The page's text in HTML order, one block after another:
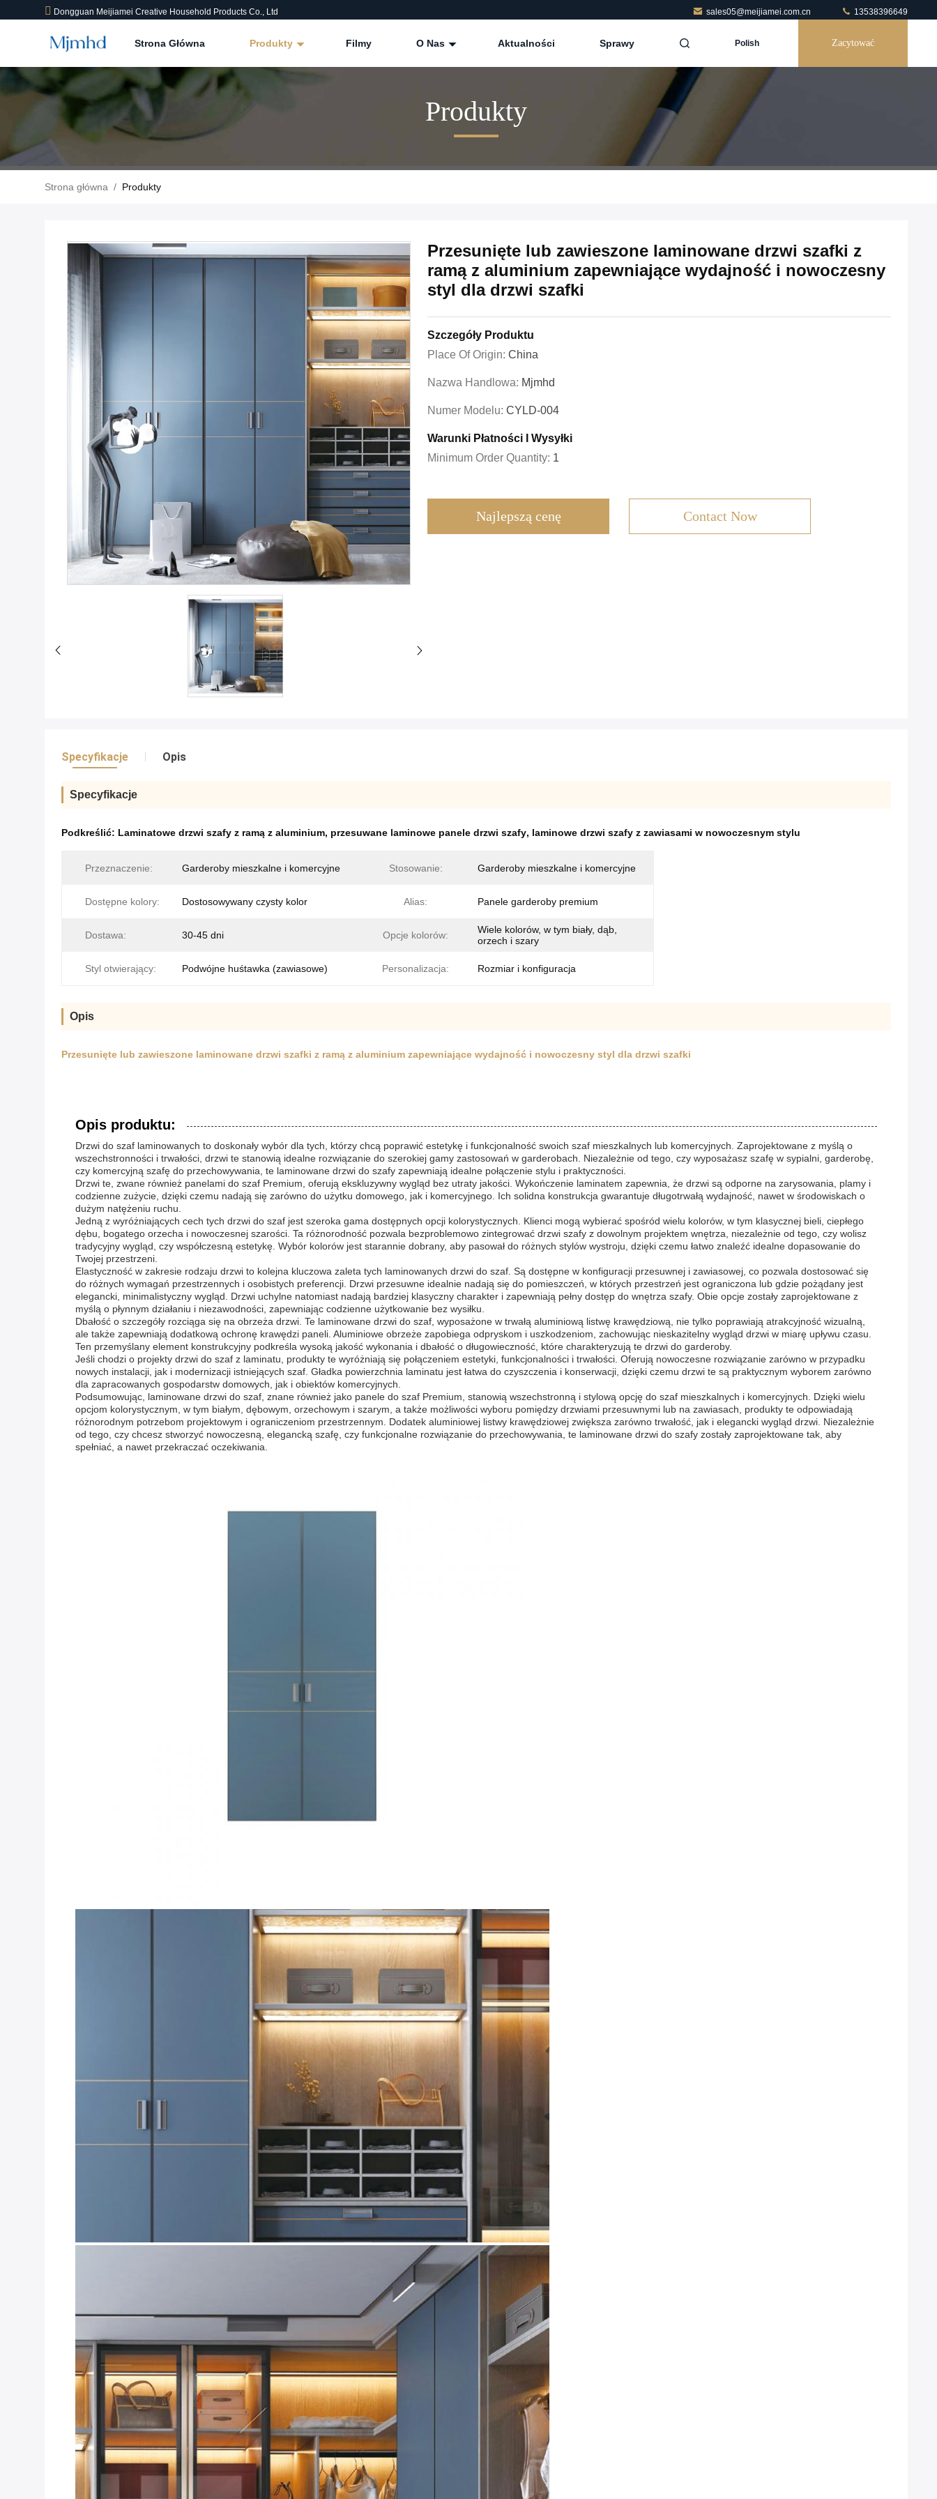
Dongguan Meijiamei Creative Household Products Co., Ltd sales05@meijiamei.com.cn 13538396649
Strona Główna Produkty Filmy O Nas Aktualności Sprawy Polish Zacytować
Produkty
Strona główna / Produkty
Przesunięte lub zawieszone laminowane drzwi szafki z
ramą z aluminium zapewniające wydajność i nowoczesny
styl dla drzwi szafki
Szczegóły Produktu
Place Of Origin: China
Nazwa Handlowa: Mjmhd
Numer Modelu: CYLD-004
Warunki Płatności I Wysyłki
Minimum Order Quantity: 1
Najlepszą cenę Contact Now
Specyfikacje Opis
Specyfikacje
Podkreślić: Laminatowe drzwi szafy z ramą z aluminium, przesuwane laminowe panele drzwi szafy, laminowe drzwi szafy z zawiasami w nowoczesnym stylu
Przeznaczenie: Garderoby mieszkalne i komercyjne Stosowanie: Garderoby mieszkalne i komercyjne
Dostępne kolory: Dostosowywany czysty kolor Alias: Panele garderoby premium
Dostawa: 30-45 dni Opcje kolorów:
Wiele kolorów, w tym biały, dąb,
orzech i szary
Styl otwierający: Podwójne huśtawka (zawiasowe) Personalizacja: Rozmiar i konfiguracja
Opis
Przesunięte lub zawieszone laminowane drzwi szafki z ramą z aluminium zapewniające wydajność i nowoczesny styl dla drzwi szafki
Opis produktu:
Drzwi do szaf laminowanych to doskonały wybór dla tych, którzy chcą poprawić estetykę i funkcjonalność swoich szaf mieszkalnych lub komercyjnych. Zaprojektowane z myślą o
wszechstronności i trwałości, drzwi te stanowią idealne rozwiązanie do szerokiej gamy zastosowań w garderobach. Niezależnie od tego, czy wyposażasz szafę w sypialni, garderobę,
czy komercyjną szafę do przechowywania, te laminowane drzwi do szafy zapewniają idealne połączenie stylu i praktyczności.
Drzwi te, zwane również panelami do szaf Premium, oferują ekskluzywny wygląd bez utraty jakości. Wykończenie laminatem zapewnia, że ​​drzwi są odporne na zarysowania, plamy i
codzienne zużycie, dzięki czemu nadają się zarówno do użytku domowego, jak i komercyjnego. Ich solidna konstrukcja gwarantuje długotrwałą wydajność, nawet w środowiskach o
dużym natężeniu ruchu.
Jedną z wyróżniających cech tych drzwi do szaf jest szeroka gama dostępnych opcji kolorystycznych. Klienci mogą wybierać spośród wielu kolorów, w tym klasycznej bieli, ciepłego
dębu, bogatego orzecha i nowoczesnej szarości. Ta różnorodność pozwala bezproblemowo zintegrować drzwi szafy z dowolnym projektem wnętrza, niezależnie od tego, czy wolisz
tradycyjny wygląd, czy współczesną estetykę. Wybór kolorów jest starannie dobrany, aby pasował do różnych stylów wystroju, dzięki czemu łatwo znaleźć idealne dopasowanie do
Twojej przestrzeni.
Elastyczność w zakresie rodzaju drzwi to kolejna kluczowa zaleta tych laminowanych drzwi do szaf. Są dostępne w konfiguracji przesuwnej i zawiasowej, co pozwala dostosować się
do różnych wymagań przestrzennych i osobistych preferencji. Drzwi przesuwne idealnie nadają się do pomieszczeń, w których przestrzeń jest ograniczona lub gdzie pożądany jest
elegancki, minimalistyczny wygląd. Drzwi uchylne natomiast nadają bardziej klasyczny charakter i zapewniają pełny dostęp do wnętrza szafy. Obie opcje zostały zaprojektowane z
myślą o płynnym działaniu i niezawodności, zapewniając codzienne użytkowanie bez wysiłku.
Dbałość o szczegóły rozciąga się na obrzeża drzwi. Te laminowane drzwi do szaf, wyposażone w trwałą aluminiową listwę krawędziową, nie tylko poprawiają atrakcyjność wizualną,
ale także zapewniają dodatkową ochronę krawędzi paneli. Aluminiowe obrzeże zapobiega odpryskom i uszkodzeniom, zachowując nieskazitelny wygląd drzwi w miarę upływu czasu.
Ten przemyślany element konstrukcyjny podkreśla wysoką jakość wykonania i dbałość o długowieczność, które charakteryzują te drzwi do garderoby.
Jeśli chodzi o projekty drzwi do szaf z laminatu, produkty te wyróżniają się połączeniem estetyki, funkcjonalności i trwałości. Oferują nowoczesne rozwiązanie zarówno w przypadku
nowych instalacji, jak i modernizacji istniejących szaf. Gładka powierzchnia laminatu jest łatwa do czyszczenia i konserwacji, dzięki czemu drzwi te są praktycznym wyborem zarówno
dla zapracowanych gospodarstw domowych, jak i obiektów komercyjnych.
Podsumowując, laminowane drzwi do szaf, znane również jako panele do szaf Premium, stanowią wszechstronną i stylową opcję do szaf mieszkalnych i komercyjnych. Dzięki wielu
opcjom kolorystycznym, w tym białym, dębowym, orzechowym i szarym, a także możliwości wyboru pomiędzy drzwiami przesuwnymi lub na zawiasach, produkty te odpowiadają
różnorodnym potrzebom projektowym i ograniczeniom przestrzennym. Dodatek aluminiowej listwy krawędziowej zwiększa zarówno trwałość, jak i elegancki wygląd drzwi. Niezależnie
od tego, czy chcesz stworzyć nowoczesną, elegancką szafę, czy funkcjonalne rozwiązanie do przechowywania, te laminowane drzwi do szafy zostały zaprojektowane tak, aby
spełniać, a nawet przekraczać oczekiwania.